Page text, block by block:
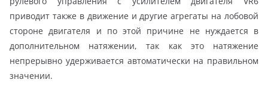
приводит также в движение и другие агрегаты на лобовой
стороне двигателя и по этой причине не нуждается в
дополнительном натяжении, так как это натяжение
непрерывно удерживается автоматически на правильном
значении.